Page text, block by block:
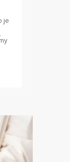
je